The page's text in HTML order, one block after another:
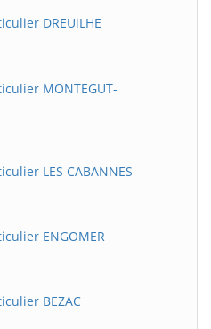
DREUiLHE
MONTEGUT-
LES CABANNES
ENGOMER
BEZAC